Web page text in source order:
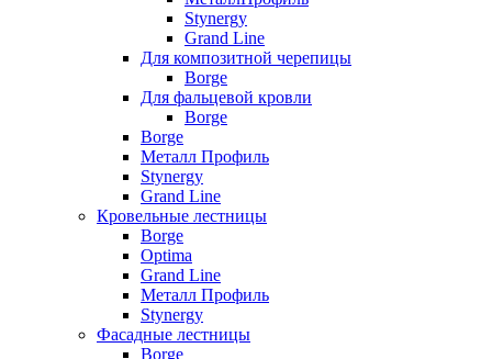
Stynergy
Grand Line
Для композитной черепицы
Borge
Для фальцевой кровли
Borge
Borge
Металл Профиль
Stynergy
Grand Line
Кровельные лестницы
Borge
Optima
Grand Line
Металл Профиль
Stynergy
Фасадные лестницы
Borge